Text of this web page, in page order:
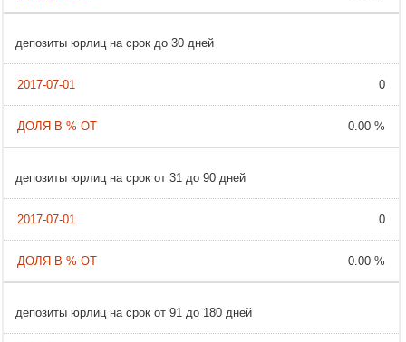
депозиты юрлиц на срок до 30 дней
0
0.00 %
депозиты юрлиц на срок от 31 до 90 дней
0
0.00 %
депозиты юрлиц на срок от 91 до 180 дней